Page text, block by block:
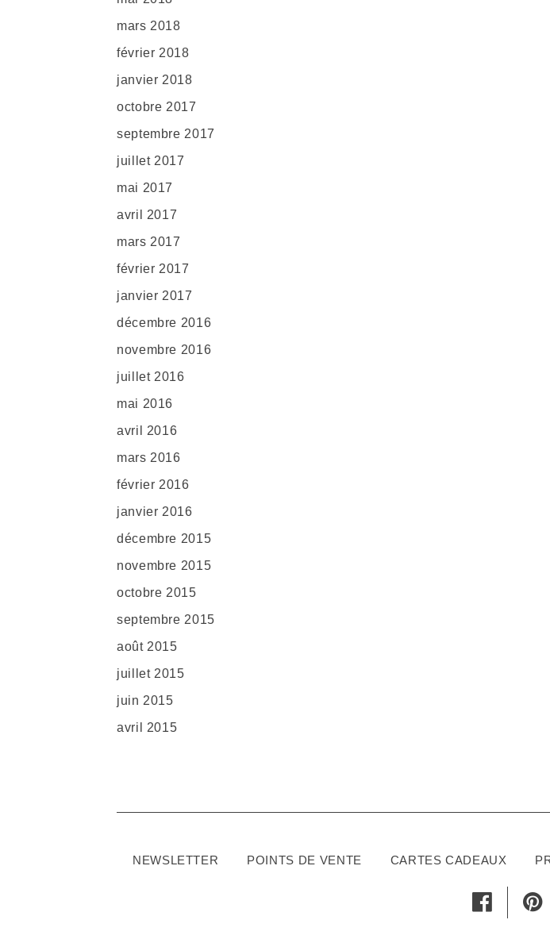
mars 2018
février 2018
janvier 2018
octobre 2017
septembre 2017
juillet 2017
mai 2017
avril 2017
mars 2017
février 2017
janvier 2017
décembre 2016
novembre 2016
juillet 2016
mai 2016
avril 2016
mars 2016
février 2016
janvier 2016
décembre 2015
novembre 2015
octobre 2015
septembre 2015
août 2015
juillet 2015
juin 2015
avril 2015
NEWSLETTER POINTS DE VENTE CARTES CADEAUX